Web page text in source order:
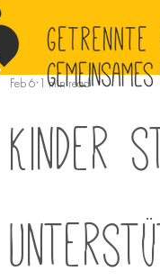
Kinder
Feb 6 1 min read